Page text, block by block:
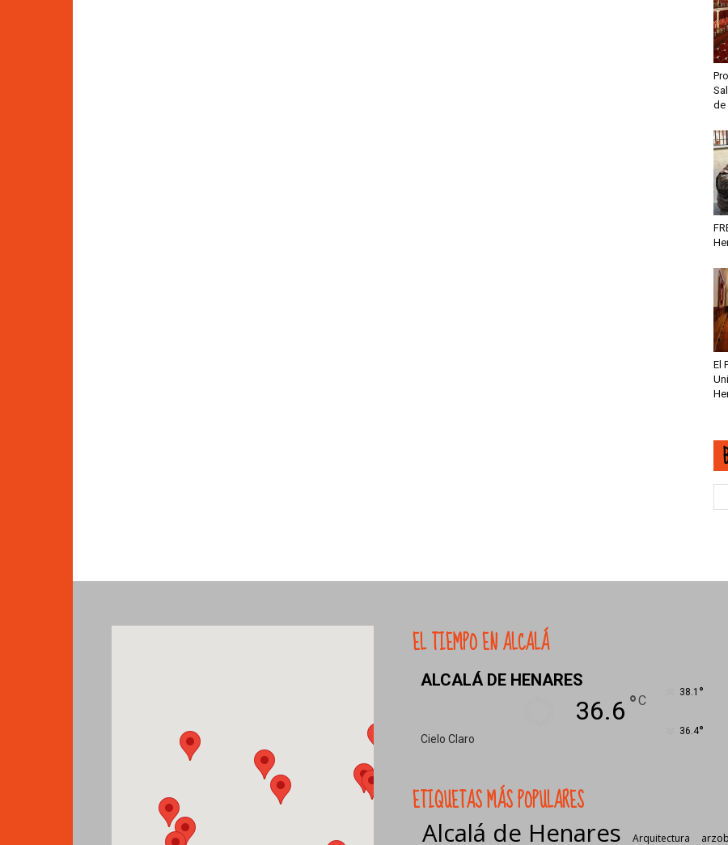
de
El
EL TIEMPO EN ALCALÁ
ALCALÁ DE HENARES
Cielo Claro
36.6 °C
38.1 °
36.4°
ETIQUETAS MÁS POPULARES
Alcalá de Henares Arquitectura